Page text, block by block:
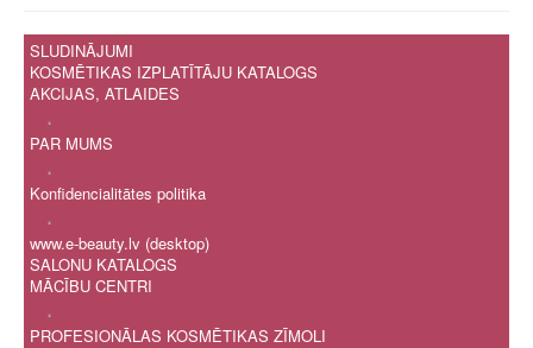
SLUDINĀJUMI
KOSMĒTIKAS IZPLATĪTĀJU KATALOGS
AKCIJAS, ATLAIDES
.
PAR MUMS
.
Konfidencialitātes politika
.
www.e-beauty.lv (desktop)
SALONU KATALOGS
MĀCĪBU CENTRI
.
PROFESIONĀLAS KOSMĒTIKAS ZĪMOLI